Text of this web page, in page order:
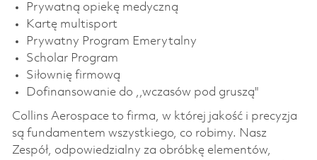
Prywatną opiekę medyczną
Kartę multisport
Prywatny Program Emerytalny
Scholar Program
Siłownię firmową
Dofinansowanie do ,,wczasów pod gruszą"
Collins Aerospace to firma, w której jakość i precyzja
są fundamentem wszystkiego, co robimy. Nasz
Zespół, odpowiedzialny za obróbkę elementów,